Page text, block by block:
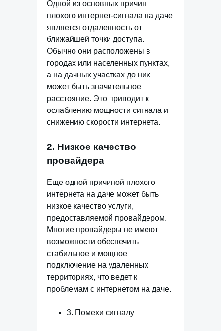
Одной из основных причин
плохого интернет-сигнала на даче
является отдаленность от
ближайшей точки доступа.
Обычно они расположены в
городах или населенных пунктах,
а на дачных участках до них
может быть значительное
расстояние. Это приводит к
ослаблению мощности сигнала и
снижению скорости интернета.
2. Низкое качество
провайдера
Еще одной причиной плохого
интернета на даче может быть
низкое качество услуги,
предоставляемой провайдером.
Многие провайдеры не имеют
возможности обеспечить
стабильное и мощное
подключение на удаленных
территориях, что ведет к
проблемам с интернетом на даче.
3. Помехи сигналу